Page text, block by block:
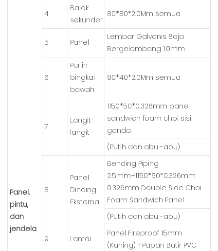
4
Balok
sekunder
80*80*2.0Mm semua
5 Panel
Lembar Galvanis Baja
Bergelombang 1.0mm
6
Purlin
bingkai
bawah
80*40*2.0Mm semua
Panel,
pintu,
dan
jendela
7
Langit-
langit
1150*50*0,326mm panel
sandwich foam choi sisi
ganda
(Putih dan abu -abu)
8
Panel
Dinding
Eksternal
Bending Piping
2.5mm+1150*50*0.326mm
0.326mm Double Side Choi
Foam Sandwich Panel
(Putih dan abu -abu)
9 Lantai
Panel Fireproof 15mm
(Kuning) +Papan Butir PVC